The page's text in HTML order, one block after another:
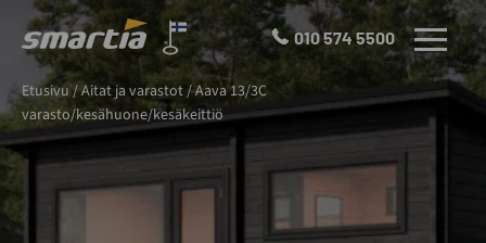
contentSmartia
Oy
010 574 5500 VALIKKO
Etusivu/Aitat ja varastot/Aava 13/3C
varasto/kesähuone/kesäkeittiö